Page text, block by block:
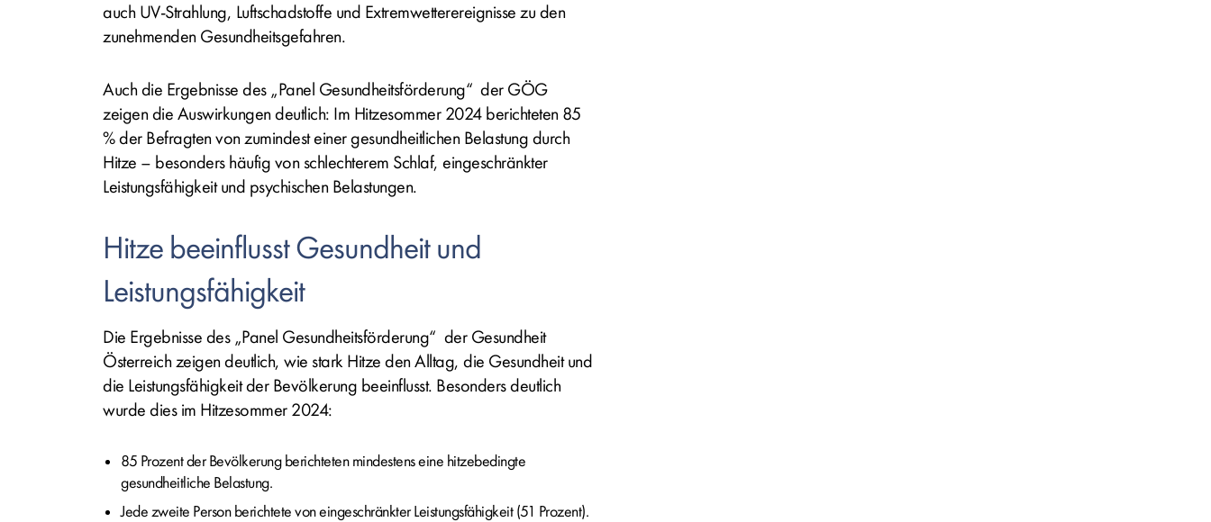
auch UV-Strahlung, Luftschadstoffe und Extremwetterereignisse zu den
zunehmenden Gesundheitsgefahren.
Auch die Ergebnisse des „Panel Gesundheitsförderung“ der GÖG
zeigen die Auswirkungen deutlich: Im Hitzesommer 2024 berichteten 85
% der Befragten von zumindest einer gesundheitlichen Belastung durch
Hitze – besonders häufig von schlechterem Schlaf, eingeschränkter
Leistungsfähigkeit und psychischen Belastungen.
Hitze beeinflusst Gesundheit und
Leistungsfähigkeit
Die Ergebnisse des „Panel Gesundheitsförderung“ der Gesundheit
Österreich zeigen deutlich, wie stark Hitze den Alltag, die Gesundheit und
die Leistungsfähigkeit der Bevölkerung beeinflusst. Besonders deutlich
wurde dies im Hitzesommer 2024:
85 Prozent der Bevölkerung berichteten mindestens eine hitzebedingte
gesundheitliche Belastung.
Jede zweite Person berichtete von eingeschränkter Leistungsfähigkeit (51 Prozent).